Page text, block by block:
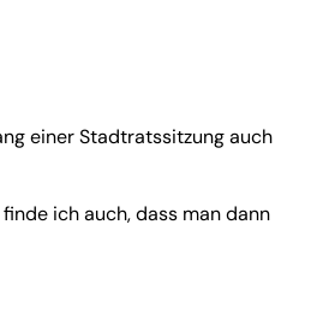
einer Stadtratssitzung auch
ich auch, dass man dann